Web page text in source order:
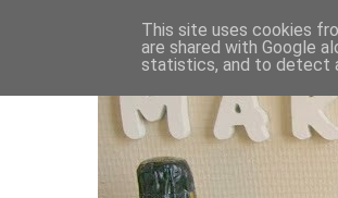
This site uses cookies
are shared with Google
statistics, and to detect